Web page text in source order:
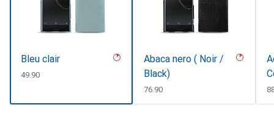
Bleu clair
CHF
49.90
Abaca nero ( Noir /
Black)
CHF
76.90